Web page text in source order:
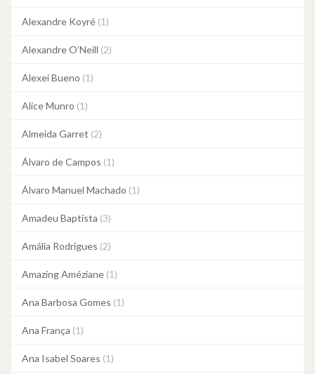
Alexandre Koyré (1)
Alexandre O’Neill (2)
Alexei Bueno (1)
Alice Munro (1)
Almeida Garret (2)
Álvaro de Campos (1)
Álvaro Manuel Machado (1)
Amadeu Baptista (3)
Amália Rodrigues (2)
Amazing Améziane (1)
Ana Barbosa Gomes (1)
Ana França (1)
Ana Isabel Soares (1)